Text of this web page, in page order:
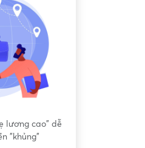
lương cao" dễ
"khủng"